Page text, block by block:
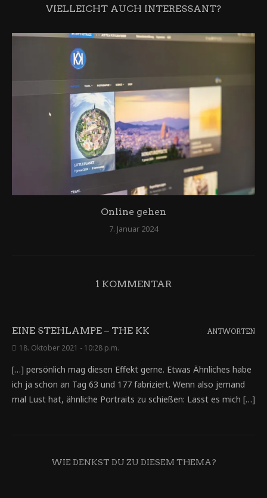
VIELLEICHT AUCH INTERESSANT?
Online gehen
7. Januar 2024
1 KOMMENTAR
EINE STEHLAMPE – THE KK
18. Oktober 2021 - 10:28 p.m.
[…] persönlich mag diesen Effekt gerne. Etwas Ähnliches habe
ich ja schon an Tag 63 und 177 fabriziert. Wenn also jemand
mal Lust hat, ähnliche Portraits zu schießen: Lasst es mich […]
ANTWORTEN
WIE DENKST DU ZU DIESEM THEMA?